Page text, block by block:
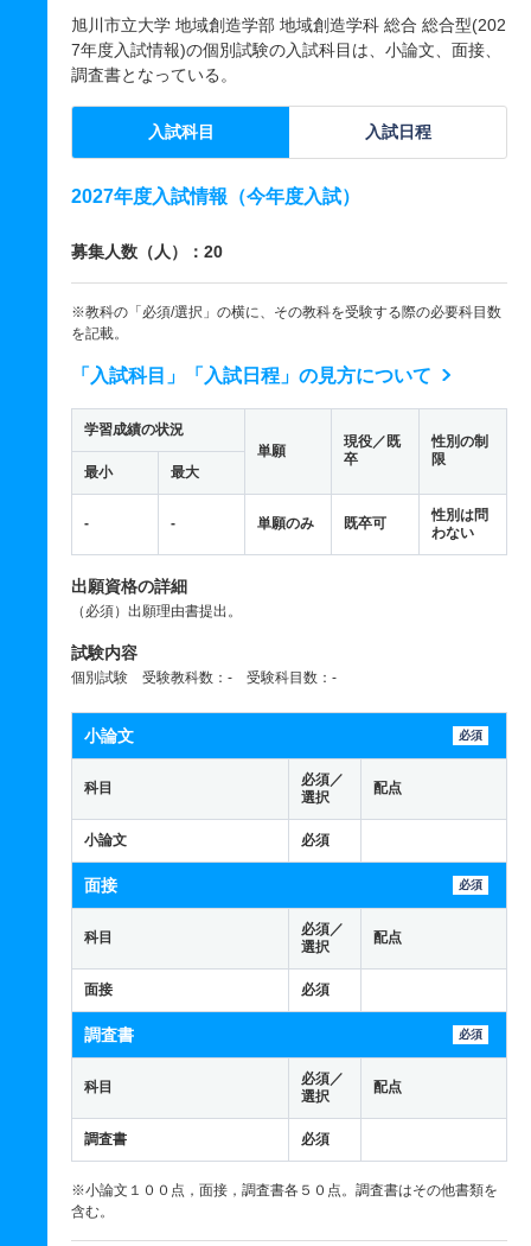
旭川市立大学 地域創造学部 地域創造学科 総合 総合型(202
7年度入試情報)の個別試験の入試科目は、小論文、面接、
調査書となっている。
入試科目 入試日程
2027年度入試情報（今年度入試）
募集人数（人）：20
※教科の「必須/選択」の横に、その教科を受験する際の必要科目数
を記載。
「入試科目」「入試日程」の見方について
学習成績の状況
単願
現役／既
卒
性別の制
限
最小 最大
- - 単願のみ 既卒可
性別は問
わない
出願資格の詳細
（必須）出願理由書提出。
試験内容
個別試験 受験教科数：- 受験科目数：-
小論文 必須
科目
必須／
選択
配点
小論文 必須
面接 必須
科目
必須／
選択
配点
面接 必須
調査書 必須
科目
必須／
選択
配点
調査書 必須
※小論文１００点，面接，調査書各５０点。調査書はその他書類を
含む。